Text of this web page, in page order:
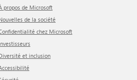
À propos de Microsoft
Nouvelles de la société
Confidentialité chez Microsoft
Investisseurs
Diversité et inclusion
Accessibilité